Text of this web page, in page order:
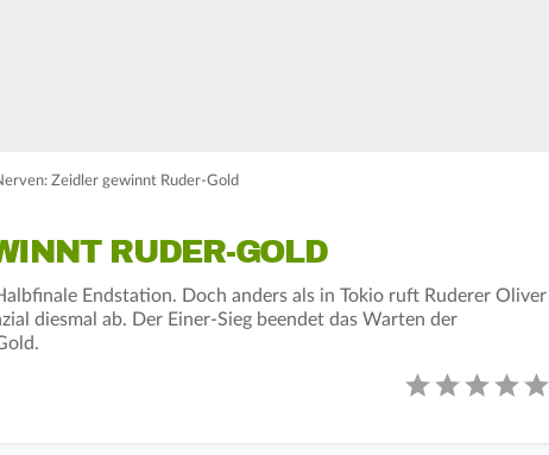
Zeidler gewinnt Ruder-Gold
RUDER-GOLD
Endstation. Doch anders als in Tokio ruft Ruderer Oliver
diesmal ab. Der Einer-Sieg beendet das Warten der